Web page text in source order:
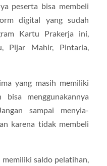
peserta bisa membeli
digital yang sudah
Kartu Prakerja ini,
Pijar Mahir, Pintaria,
yang masih memiliki
menggunakannya
sampai menyia-
karena tidak membeli
saldo pelatihan,